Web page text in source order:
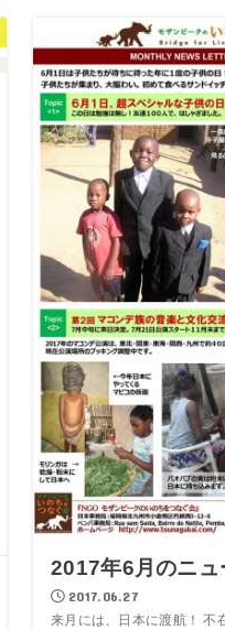
2017年6月のニュ
2017.06.27
来月には、日本に渡航！ 不